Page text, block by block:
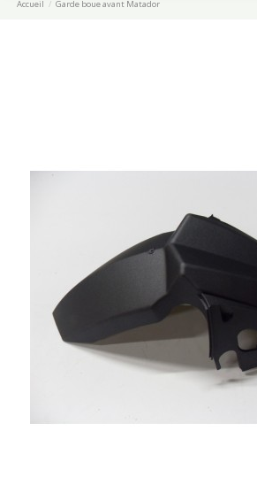
Accueil Garde boue avant Matador